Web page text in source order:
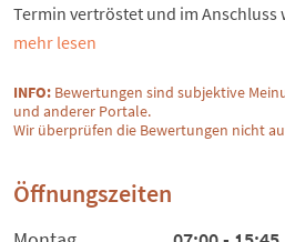
Termin vertröstet und im Anschluss
mehr lesen
INFO: Bewertungen sind subjektive
und anderer Portale.
Wir überprüfen die Bewertungen nicht
Öffnungszeiten